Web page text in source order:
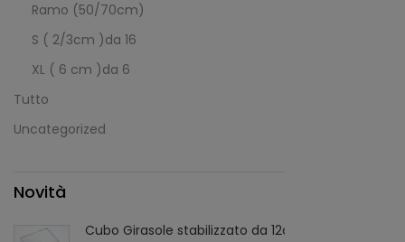
Ramo (50/70cm)
S ( 2/3cm )da 16
XL ( 6 cm )da 6
Tutto
Uncategorized
Novità
Cubo Girasole stabilizzato da 12cm, Cubo con